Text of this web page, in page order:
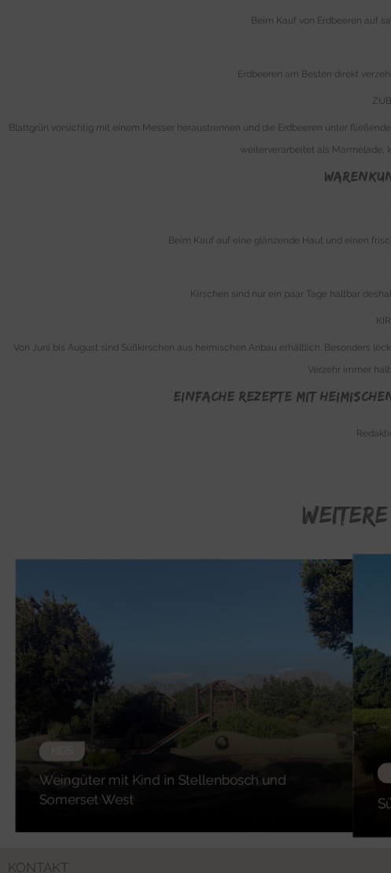
Beim Kauf von Erdbeeren auf
Erdbeeren am Besten direkt
Blattgrün vorsichtig mit einem Messer heraustrennen und die Erdbeeren unter
weiterverarbeitet als Marmelade,
Beim Kauf auf eine glänzende Haut und einen
Kirschen sind nur ein paar Tage haltbar
Von Juni bis August sind Süßkirschen aus heimischen Anbau erhältlich. Besonders
Verzehr immer
EINFACHE Rezepte mit
Weingüter mit Kind in Stellenbosch und
Somerset West
KONTAKT